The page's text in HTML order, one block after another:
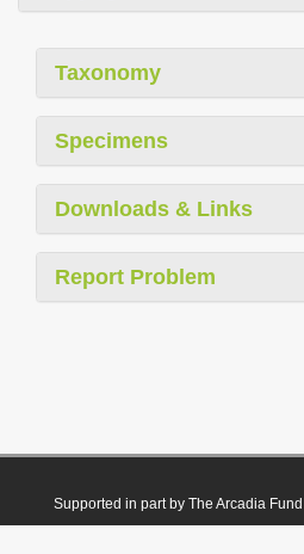
Taxonomy
Specimens
Downloads & Links
Report Problem
Supported in part by The Arcadia Fund